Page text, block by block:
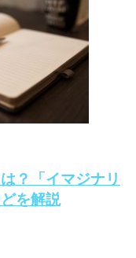
？「イマジナリ
を解説